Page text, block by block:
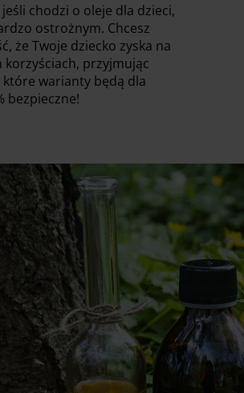
chodzi o oleje dla dzieci,
ostrożnym. Chcesz
że Twoje dziecko zyska na
przyjmując
które warianty będą dla
bezpieczne!